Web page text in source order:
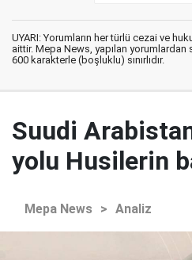
UYARI: Yorumların her türlü cezai ve
aittir. Mepa News, yapılan
600 karakterle (boşluklu) sınırlıdır.
Suudi
yolu Husilerin
Mepa News > Analiz